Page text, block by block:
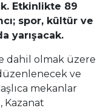
Etkinlikte 89
spor, kültür ve
yarışacak.
dahil olmak üzere
ve
mekanlar
Kazanat